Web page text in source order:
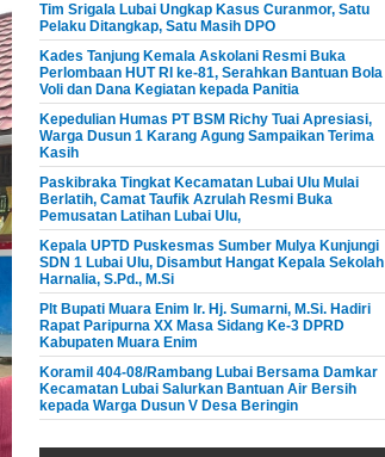
Tim Srigala Lubai Ungkap Kasus Curanmor, Satu
Pelaku Ditangkap, Satu Masih DPO
Kades Tanjung Kemala Askolani Resmi Buka
Perlombaan HUT RI ke-81, Serahkan Bantuan Bola
Voli dan Dana Kegiatan kepada Panitia
Kepedulian Humas PT BSM Richy Tuai Apresiasi,
Warga Dusun 1 Karang Agung Sampaikan Terima
Kasih
Paskibraka Tingkat Kecamatan Lubai Ulu Mulai
Berlatih, Camat Taufik Azrulah Resmi Buka
Pemusatan Latihan Lubai Ulu,
Kepala UPTD Puskesmas Sumber Mulya Kunjungi
SDN 1 Lubai Ulu, Disambut Hangat Kepala Sekolah
Harnalia, S.Pd., M.Si
Plt Bupati Muara Enim Ir. Hj. Sumarni, M.Si. Hadiri
Rapat Paripurna XX Masa Sidang Ke-3 DPRD
Kabupaten Muara Enim
Koramil 404-08/Rambang Lubai Bersama Damkar
Kecamatan Lubai Salurkan Bantuan Air Bersih
kepada Warga Dusun V Desa Beringin